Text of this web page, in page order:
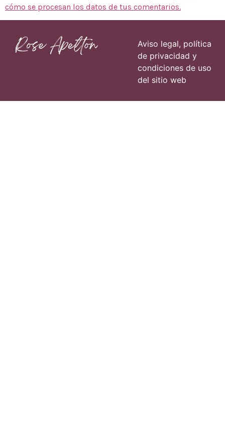
cómo se procesan los datos de tus comentarios.
Aviso legal, política
de privacidad y
condiciones de uso
del sitio web